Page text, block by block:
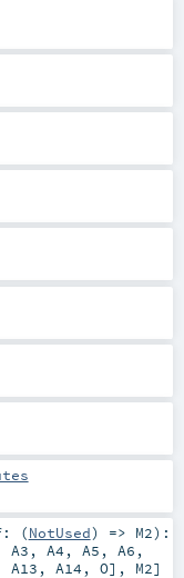
(NotUsed) => M2) :
A3 , A4 , A5 , A6 ,
A13 , A14 , O], M2]